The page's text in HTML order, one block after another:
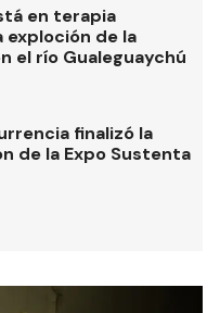
en terapia
exploción de la
el río Gualeguaychú
finalizó la
de la Expo Sustenta